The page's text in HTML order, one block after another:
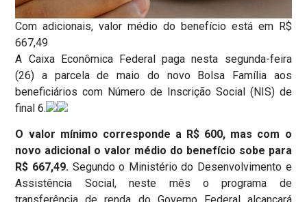
Com adicionais, valor médio do benefício está em R$
667,49
A Caixa Econômica Federal paga nesta segunda-feira
(26) a parcela de maio do novo Bolsa Família aos
beneficiários com Número de Inscrição Social (NIS) de
final 6.
O valor mínimo corresponde a R$ 600, mas com o
novo adicional o valor médio do benefício sobe para
R$ 667,49. Segundo o Ministério do Desenvolvimento e
Assistência Social, neste mês o programa de